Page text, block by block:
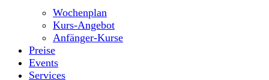
Wochenplan
Kurs-Angebot
Anfänger-Kurse
Preise
Events
Services